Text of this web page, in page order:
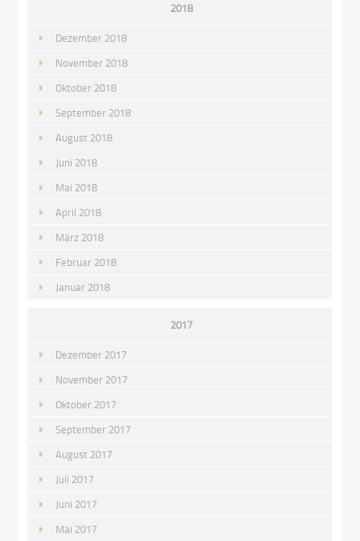
2018
Dezember 2018
November 2018
Oktober 2018
September 2018
August 2018
Juni 2018
Mai 2018
April 2018
März 2018
Februar 2018
Januar 2018
2017
Dezember 2017
November 2017
Oktober 2017
September 2017
August 2017
Juli 2017
Juni 2017
Mai 2017